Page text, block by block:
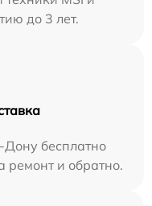
до 3 лет.
бесплатно
ремонт и обратно.